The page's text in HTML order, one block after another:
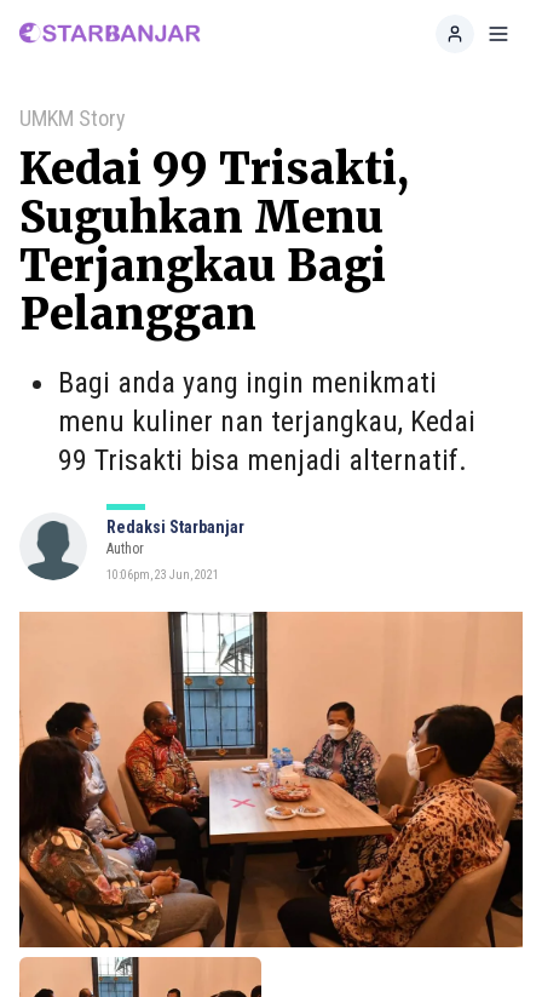
Home
UMKM Story
Kedai 99 Trisakti,
Suguhkan Menu
Terjangkau Bagi
Pelanggan
Bagi anda yang ingin menikmati
menu kuliner nan terjangkau, Kedai
99 Trisakti bisa menjadi alternatif.
Redaksi Starbanjar
Author
10:06pm, 23 Jun, 2021